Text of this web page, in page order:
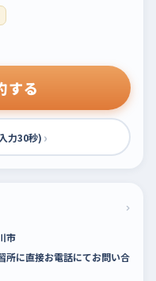
する
力30秒) ›
›
市
所に直接お電話にてお問い合